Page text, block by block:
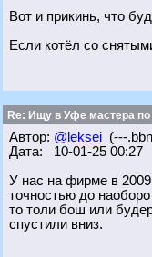
Вот и прикинь, что
Если котёл со
Re: Ищу в Уфе мастера
Автор: @leksei (---
Дата: 10-01-25 00:27
У нас на фирме в
точностью до
то толи бош или
спустили вниз.